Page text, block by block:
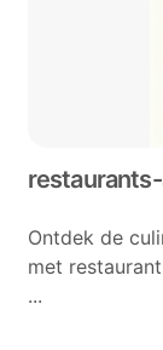
Ontdek de
met
...